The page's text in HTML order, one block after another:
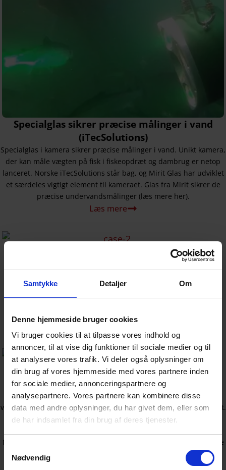
Samtykke Detaljer Om
Denne hjemmeside bruger cookies
Vi bruger cookies til at tilpasse vores indhold og
annoncer, til at vise dig funktioner til sociale medier og til
at analysere vores trafik. Vi deler også oplysninger om
din brug af vores hjemmeside med vores partnere inden
for sociale medier, annonceringspartnere og
analysepartnere. Vores partnere kan kombinere disse
data med andre oplysninger, du har givet dem, eller som
de har indsamlet fra din brug af deres tjenester.
S
Nødvendig
Specialglas sikrer præcise målinger i vand
(iTecSolutions)
Specialglas i kamera sikrer præcise målinger i vand. Unikt kamera,
der kan måle vægten på fisk i fiskeopdræt og dambrug er netop
lanceret. Norske iTecSolutions står bag, og Mirit Glas har udviklet
et særdeles vigtigt element til kameraet. Glas fra Mirit sikrer de
præcise undervandsmålinger (læs mere her).
Læs mere
Teknisk svær glasløsning sikrer salget
Dynaudio udvikler højtalere med særligt gode lydegenskaber.
Glasset er et meget vigtigt designelement på virksomhedens
Læs mere
Skueglas sparer 150 arbejdsdage (Swire Blue
Ocean)
For at blive stabil nok til bl.a. at bygge vindmøller til havs, løftes
verdens største offshore-skib fri af vandet hele 200 gange om året.
Ved at skifte stålpropper ud med glas, har virksomheden bag
Mirit optimerede proces og sparer mange arbejdsdage (læs mere